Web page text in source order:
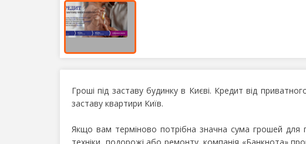
Гроші під заставу будинку в Києві. Кредит від
заставу квартири Київ.
Якщо вам терміново потрібна значна сума грошей для